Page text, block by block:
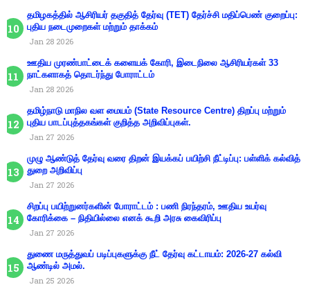
தமிழகத்தில் ஆசிரியர் தகுதித் தேர்வு (TET) தேர்ச்சி மதிப்பெண் குறைப்பு:
புதிய நடைமுறைகள் மற்றும் தாக்கம்
Jan 28 2026
ஊதிய முரண்பாட்டைக் களையக் கோரி, இடைநிலை ஆசிரியர்கள் 33
நாட்களாகத் தொடர்ந்து போராட்டம்
Jan 28 2026
தமிழ்நாடு மாநில வள மையம் (State Resource Centre) திறப்பு மற்றும்
புதிய பாடப்புத்தகங்கள் குறித்த அறிவிப்புகள்.
Jan 27 2026
முழு ஆண்டுத் தேர்வு வரை திறன் இயக்கப் பயிற்சி நீட்டிப்பு: பள்ளிக் கல்வித்
துறை அறிவிப்பு
Jan 27 2026
சிறப்பு பயிற்றுனர்களின் போராட்டம் : பணி நிரந்தரம், ஊதிய உயர்வு
கோரிக்கை – நிதியில்லை எனக் கூறி அரசு கைவிரிப்பு
Jan 27 2026
துணை மருத்துவப் படிப்புகளுக்கு நீட் தேர்வு கட்டாயம்: 2026-27 கல்வி
ஆண்டில் அமல்.
Jan 25 2026